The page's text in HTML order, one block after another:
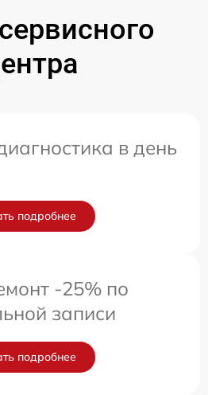
в день
подробнее
-25% по
записи
подробнее